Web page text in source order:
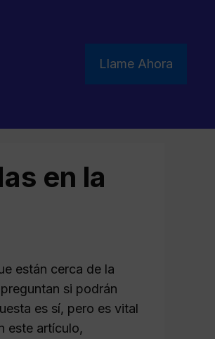
Llame Ahora
en la
están cerca de la
si podrán
es sí, pero es vital
este artículo,